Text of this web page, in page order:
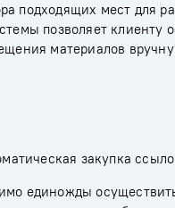
подходящих мест для
позволяет клиенту
материалов
закупка
единожды